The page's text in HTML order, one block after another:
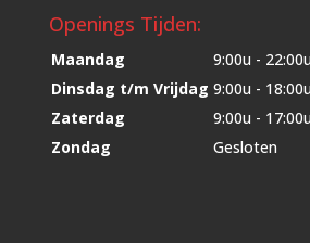
Openings Tijden:
Maandag
9:00u - 22:00u
Dinsdag t/m Vrijdag 9:00u - 18:00u
Zaterdag
9:00u - 17:00u
Zondag
Gesloten